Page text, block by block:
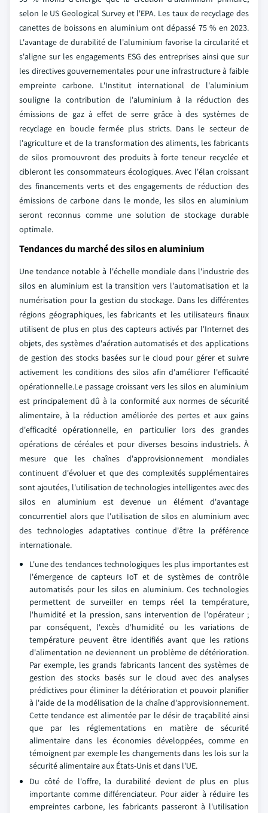
selon le US Geological Survey et l'EPA. Les taux de recyclage des
canettes de boissons en aluminium ont dépassé 75 % en 2023.
L'avantage de durabilité de l'aluminium favorise la circularité et
s'aligne sur les engagements ESG des entreprises ainsi que sur
les directives gouvernementales pour une infrastructure à faible
empreinte carbone. L'Institut international de l'aluminium
souligne la contribution de l'aluminium à la réduction des
émissions de gaz à effet de serre grâce à des systèmes de
recyclage en boucle fermée plus stricts. Dans le secteur de
l'agriculture et de la transformation des aliments, les fabricants
de silos promouvront des produits à forte teneur recyclée et
cibleront les consommateurs écologiques. Avec l'élan croissant
des financements verts et des engagements de réduction des
émissions de carbone dans le monde, les silos en aluminium
seront reconnus comme une solution de stockage durable
optimale.
Tendances du marché des silos en aluminium
Une tendance notable à l'échelle mondiale dans l'industrie des
silos en aluminium est la transition vers l'automatisation et la
numérisation pour la gestion du stockage. Dans les différentes
régions géographiques, les fabricants et les utilisateurs finaux
utilisent de plus en plus des capteurs activés par l'Internet des
objets, des systèmes d'aération automatisés et des applications
de gestion des stocks basées sur le cloud pour gérer et suivre
activement les conditions des silos afin d'améliorer l'efficacité
opérationnelle.Le passage croissant vers les silos en aluminium
est principalement dû à la conformité aux normes de sécurité
alimentaire, à la réduction améliorée des pertes et aux gains
d'efficacité opérationnelle, en particulier lors des grandes
opérations de céréales et pour diverses besoins industriels. À
mesure que les chaînes d'approvisionnement mondiales
continuent d'évoluer et que des complexités supplémentaires
sont ajoutées, l'utilisation de technologies intelligentes avec des
silos en aluminium est devenue un élément d'avantage
concurrentiel alors que l'utilisation de silos en aluminium avec
des technologies adaptatives continue d'être la préférence
internationale.
L'une des tendances technologiques les plus importantes est
l'émergence de capteurs IoT et de systèmes de contrôle
automatisés pour les silos en aluminium. Ces technologies
permettent de surveiller en temps réel la température,
l'humidité et la pression, sans intervention de l'opérateur ;
par conséquent, l'excès d'humidité ou les variations de
température peuvent être identifiés avant que les rations
d'alimentation ne deviennent un problème de détérioration.
Par exemple, les grands fabricants lancent des systèmes de
gestion des stocks basés sur le cloud avec des analyses
prédictives pour éliminer la détérioration et pouvoir planifier
à l'aide de la modélisation de la chaîne d'approvisionnement.
Cette tendance est alimentée par le désir de traçabilité ainsi
que par les réglementations en matière de sécurité
alimentaire dans les économies développées, comme en
témoignent par exemple les changements dans les lois sur la
sécurité alimentaire aux États-Unis et dans l'UE.
Du côté de l'offre, la durabilité devient de plus en plus
importante comme différenciateur. Pour aider à réduire les
empreintes carbone, les fabricants passeront à l'utilisation